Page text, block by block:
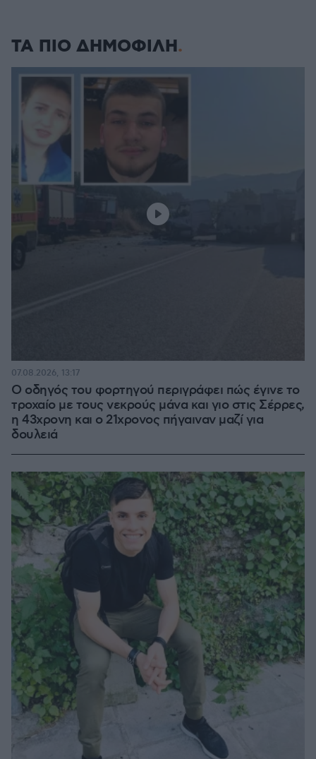
ΤΑ ΠΙΟ ΔΗΜΟΦΙΛΗ
Ο οδηγός του φορτηγού περιγράφει πώς έγινε το
τροχαίο με τους νεκρούς μάνα και γιο στις Σέρρες,
η 43χρονη και ο 21χρονος πήγαιναν μαζί για
δουλειά
07.08.2026, 13:17